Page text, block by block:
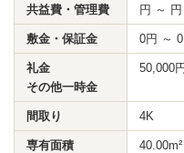
共益費・管理費 円 ～ 円
敷金・保証金 0円 ～ 0
礼金
その他一時金
50,000
間取り 4K
専有面積